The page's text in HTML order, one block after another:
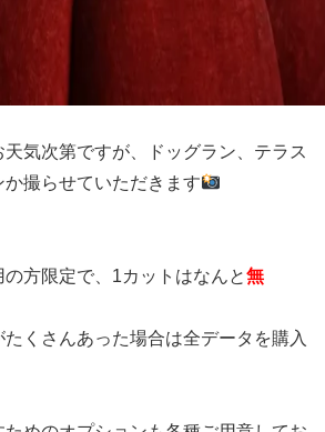
天気次第ですが、ドッグラン、テラス
撮らせていただきます
の方限定で、1カットはなんと無
くさんあった場合は全データを購入